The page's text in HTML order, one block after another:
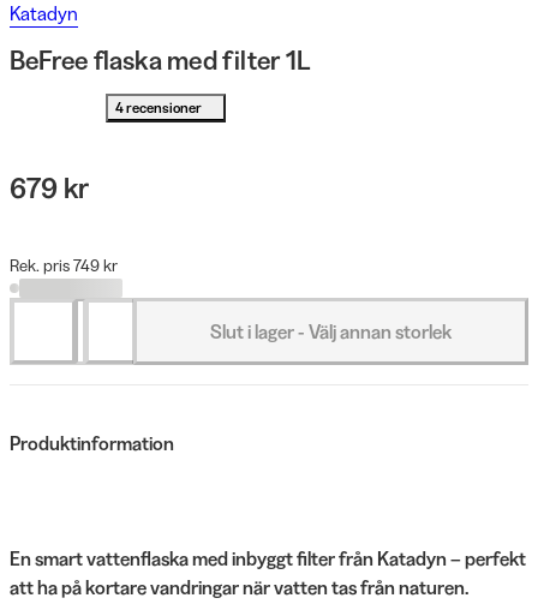
Katadyn
BeFree flaska med filter 1L
4 recensioner
679 kr
Rek. pris 749 kr
Slut i lager - Välj annan storlek
Produktinformation
En smart vattenflaska med inbyggt filter från Katadyn – perfekt
att ha på kortare vandringar när vatten tas från naturen.